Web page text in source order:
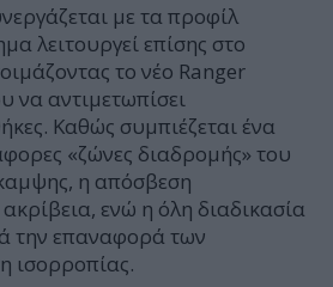
με τα προφίλ
λειτουργεί επίσης στο
το νέο Ranger
να αντιμετωπίσει
Καθώς συμπιέζεται ένα
«ζώνες διαδρομής» του
η απόσβεση
ενώ η όλη διαδικασία
την επαναφορά των
ισορροπίας.